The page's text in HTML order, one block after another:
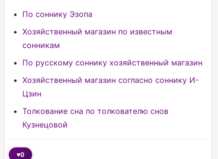
По соннику Эзопа
Хозяйственный магазин по известным
сонникам
По русскому соннику хозяйственный магазин
Хозяйственный магазин согласно соннику И-
Цзин
Толкование сна по толкователю снов
Кузнецовой
♥0